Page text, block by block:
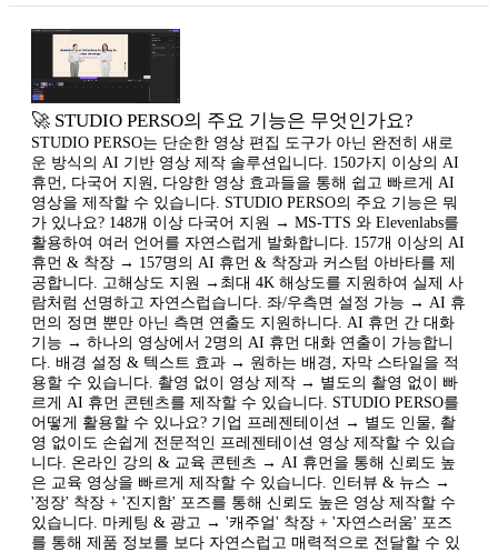
🚀 STUDIO PERSO의 주요 기능은 무엇인가요?
STUDIO PERSO는 단순한 영상 편집 도구가 아닌 완전히 새로
운 방식의 AI 기반 영상 제작 솔루션입니다. 150가지 이상의 AI
휴먼, 다국어 지원, 다양한 영상 효과들을 통해 쉽고 빠르게 AI
영상을 제작할 수 있습니다. STUDIO PERSO의 주요 기능은 뭐
가 있나요? 148개 이상 다국어 지원 → MS-TTS 와 Elevenlabs를
활용하여 여러 언어를 자연스럽게 발화합니다. 157개 이상의 AI
휴먼 & 착장 → 157명의 AI 휴먼 & 착장과 커스텀 아바타를 제
공합니다. 고해상도 지원 →최대 4K 해상도를 지원하여 실제 사
람처럼 선명하고 자연스럽습니다. 좌/우측면 설정 가능 → AI 휴
먼의 정면 뿐만 아닌 측면 연출도 지원하니다. AI 휴먼 간 대화
기능 → 하나의 영상에서 2명의 AI 휴먼 대화 연출이 가능합니
다. 배경 설정 & 텍스트 효과 → 원하는 배경, 자막 스타일을 적
용할 수 있습니다. 촬영 없이 영상 제작 → 별도의 촬영 없이 빠
르게 AI 휴먼 콘텐츠를 제작할 수 있습니다. STUDIO PERSO를
어떻게 활용할 수 있나요? 기업 프레젠테이션 → 별도 인물, 촬
영 없이도 손쉽게 전문적인 프레젠테이션 영상 제작할 수 있습
니다. 온라인 강의 & 교육 콘텐츠 → AI 휴먼을 통해 신뢰도 높
은 교육 영상을 빠르게 제작할 수 있습니다. 인터뷰 & 뉴스 →
'정장' 착장 + '진지함' 포즈를 통해 신뢰도 높은 영상 제작할 수
있습니다. 마케팅 & 광고 → '캐주얼' 착장 + '자연스러움' 포즈
를 통해 제품 정보를 보다 자연스럽고 매력적으로 전달할 수 있